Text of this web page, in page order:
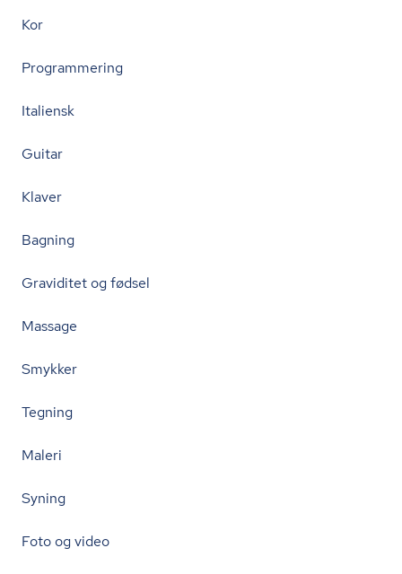
Kor
Programmering
Italiensk
Guitar
Klaver
Bagning
Graviditet og fødsel
Massage
Smykker
Tegning
Maleri
Syning
Foto og video